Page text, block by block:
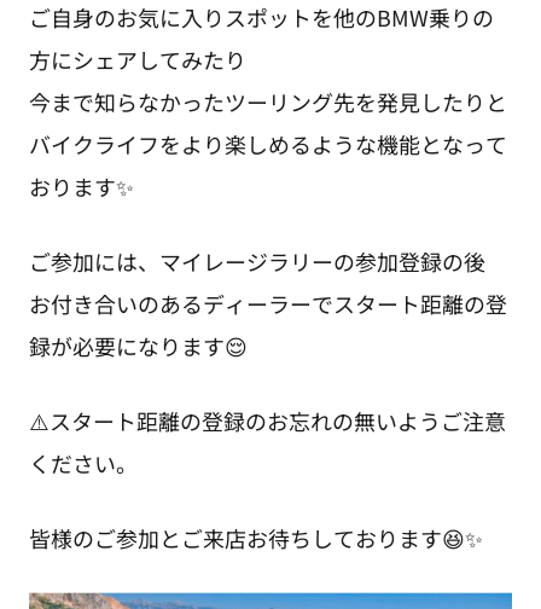
ご自身のお気に入りスポットを他のBMW乗りの
方にシェアしてみたり
今まで知らなかったツーリング先を発見したりと
バイクライフをより楽しめるような機能となって
おります✨
ご参加には、マイレージラリーの参加登録の後
お付き合いのあるディーラーでスタート距離の登
録が必要になります😌
⚠️スタート距離の登録のお忘れの無いようご注意
ください。
皆様のご参加とご来店お待ちしております😆✨